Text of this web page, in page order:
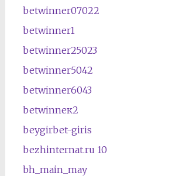
betwinner07022
betwinner1
betwinner25023
betwinner5042
betwinner6043
betwinneк2
beygirbet-giris
bezhinternat.ru 10
bh_main_may